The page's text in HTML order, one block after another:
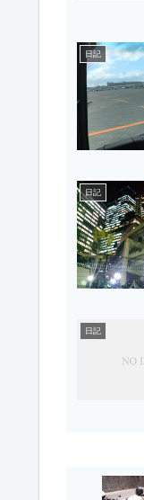
日記
日記
日記